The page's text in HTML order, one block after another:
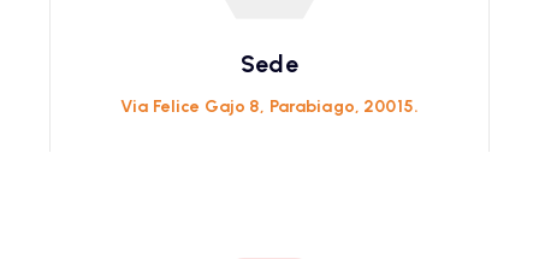
Sede
Via Felice Gajo 8, Parabiago, 20015.